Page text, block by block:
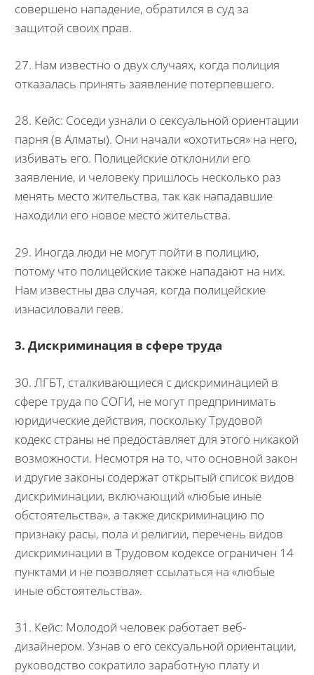
совершено нападение, обратился в суд за
защитой своих прав.
27. Нам известно о двух случаях, когда полиция
отказалась принять заявление потерпевшего.
28. Кейс: Соседи узнали о сексуальной ориентации
парня (в Алматы). Они начали «охотиться» на него,
избивать его. Полицейские отклонили его
заявление, и человеку пришлось несколько раз
менять место жительства, так как нападавшие
находили его новое место жительства.
29. Иногда люди не могут пойти в полицию,
потому что полицейские также нападают на них.
Нам известны два случая, когда полицейские
изнасиловали геев.
3. Дискриминация в сфере труда
30. ЛГБТ, сталкивающиеся с дискриминацией в
сфере труда по СОГИ, не могут предпринимать
юридические действия, поскольку Трудовой
кодекс страны не предоставляет для этого никакой
возможности. Несмотря на то, что основной закон
и другие законы содержат открытый список видов
дискриминации, включающий «любые иные
обстоятельства», а также дискриминацию по
признаку расы, пола и религии, перечень видов
дискриминации в Трудовом кодексе ограничен 14
пунктами и не позволяет ссылаться на «любые
иные обстоятельства».
31. Кейс: Молодой человек работает веб-
дизайнером. Узнав о его сексуальной ориентации,
руководство сократило заработную плату и